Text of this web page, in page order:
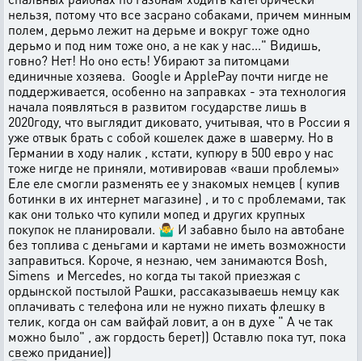
нельзя, потому что все засрано собаками, причем минным
полем, дерьмо лежит на дерьме и вокруг тоже одно
дерьмо и под ним тоже оно, а не как у нас..." Видишь,
говно? Нет! Но оно есть! Убирают за питомцами
единичные хозяева. Google и ApplePay почти нигде не
поддерживается, особенно на заправках - эта технология
начала появляться в развитом государстве лишь в
2020году, что выглядит диковато, учитывая, что в России я
уже отвык брать с собой кошелек даже в шаверму. Но в
Германии в ходу налик , кстати, купюру в 500 евро у нас
тоже нигде не приняли, мотивировав «ваши проблемы»
Еле еле смогли разменять ее у знакомых немцев ( купив
ботинки в их интернет магазине) , и то с проблемами, так
как они только что купили мопед и других крупных
покупок не планировали. 🤷‍♂️ И забавно было на автобане
без топлива с деньгами и картами не иметь возможности
заправиться. Короче, я незнаю, чем занимаются Bosh,
Simens и Mercedes, но когда ты такой приезжая с
ордынской постылой Рашки, рассаказываешь немцу как
оплачивать с телефона или не нужно пихать флешку в
телик, когда он сам вайфай ловит, а он в духе " А че так
можно было" , аж гордость берет)) Оставлю пока тут, пока
свежо придание))